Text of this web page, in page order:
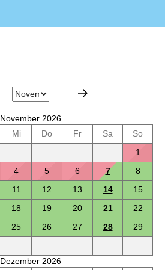
November 2026
Mi Do Fr Sa
So
1
4 5 6 7
8
11 12 13 14
15
18 19 20 21
22
25 26 27 28
29
Dezember 2026